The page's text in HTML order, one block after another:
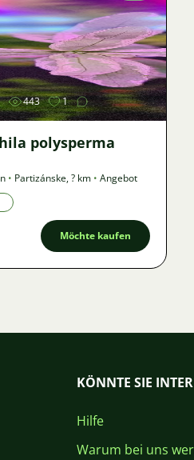
Bild
443 1
polysperma
• Partizánske,? km • Angebot
Möchte kaufen
KÖNNTE SIE
Hilfe
Warum bei uns